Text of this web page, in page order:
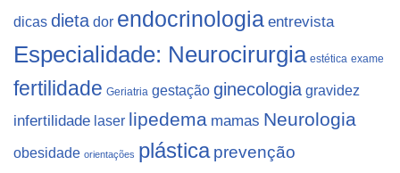
dicas dieta dor endocrinologia entrevista
Especialidade: Neurocirurgia estética exame
fertilidade Geriatria gestação ginecologia gravidez
infertilidade laser lipedema mamas Neurologia
obesidade orientações plástica prevenção